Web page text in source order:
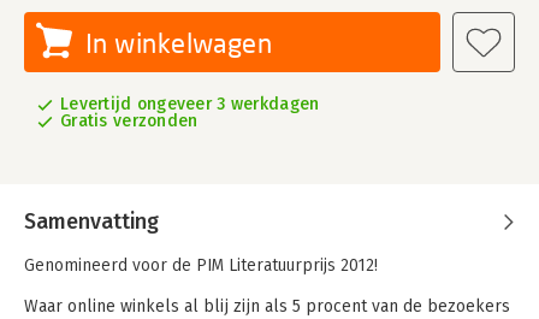
In winkelwagen
Levertijd ongeveer 3 werkdagen
Gratis verzonden
Samenvatting
Genomineerd voor de PIM Literatuurprijs 2012!
Waar online winkels al blij zijn als 5 procent van de bezoekers